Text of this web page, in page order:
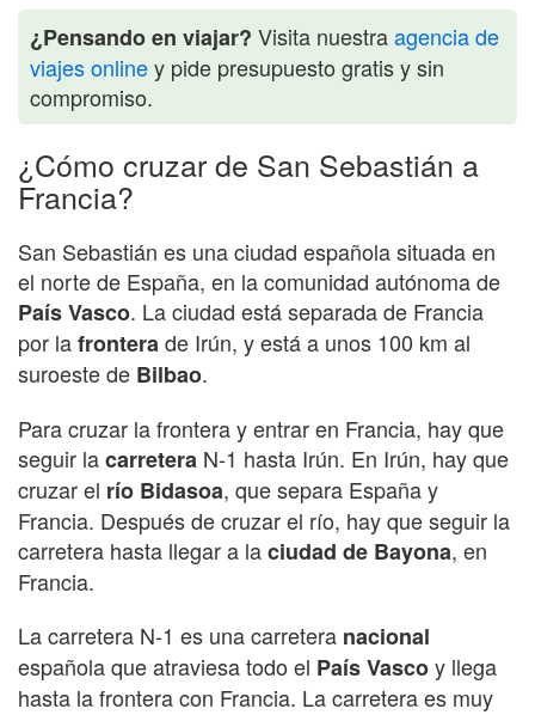
¿Pensando en viajar? Visita nuestraagencia de
viajes onliney pide presupuesto gratis y sin
compromiso.
¿Cómo cruzar de San Sebastián a
Francia?
San Sebastián es una ciudad española situada en
el norte de España, en la comunidad autónoma de
País Vasco. La ciudad está separada de Francia
por lafronterade Irún, y está a unos 100 km al
suroeste de Bilbao.
Para cruzar la frontera y entrar en Francia, hay que
seguir lacarretera N-1 hasta Irún. En Irún, hay que
cruzar el río Bidasoa, que separa España y
Francia. Después de cruzar el río, hay que seguir la
carretera hasta llegar a laciudad de Bayona, en
Francia.
La carretera N-1 es una carretera nacional
española que atraviesa todo el País Vascoy llega
hasta la frontera con Francia. La carretera es muy